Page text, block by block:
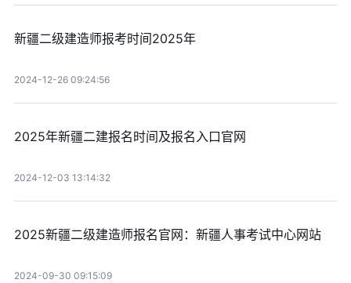
新疆二级建造师报考时间2025年
2024-12-26 09:24:56
2025年新疆二建报名时间及报名入口官网
2024-12-03 13:14:32
2025新疆二级建造师报名官网：新疆人事考试中心网站
2024-09-30 09:15:09